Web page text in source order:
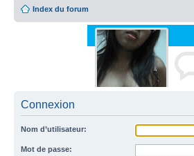
Index du forum
Connexion
Nom d’utilisateur:
Mot de passe: